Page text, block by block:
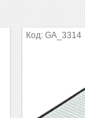
GA_3314